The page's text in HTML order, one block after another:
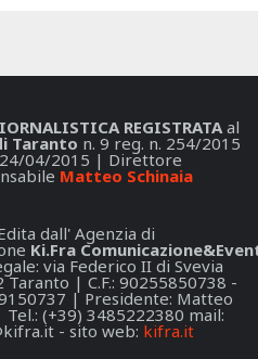
REGISTRATAal
Taranto n. 9 reg. n. 254/2015
04/2015 | Direttore
Matteo Schinaia
dall' Agenzia di
Ki.Fra
via Federico II di Svevia
Taranto | C.F.: 90255850738 -
| Presidente: Matteo
Tel.: (+39) 3485222380 mail:
- sito web: kifra.it